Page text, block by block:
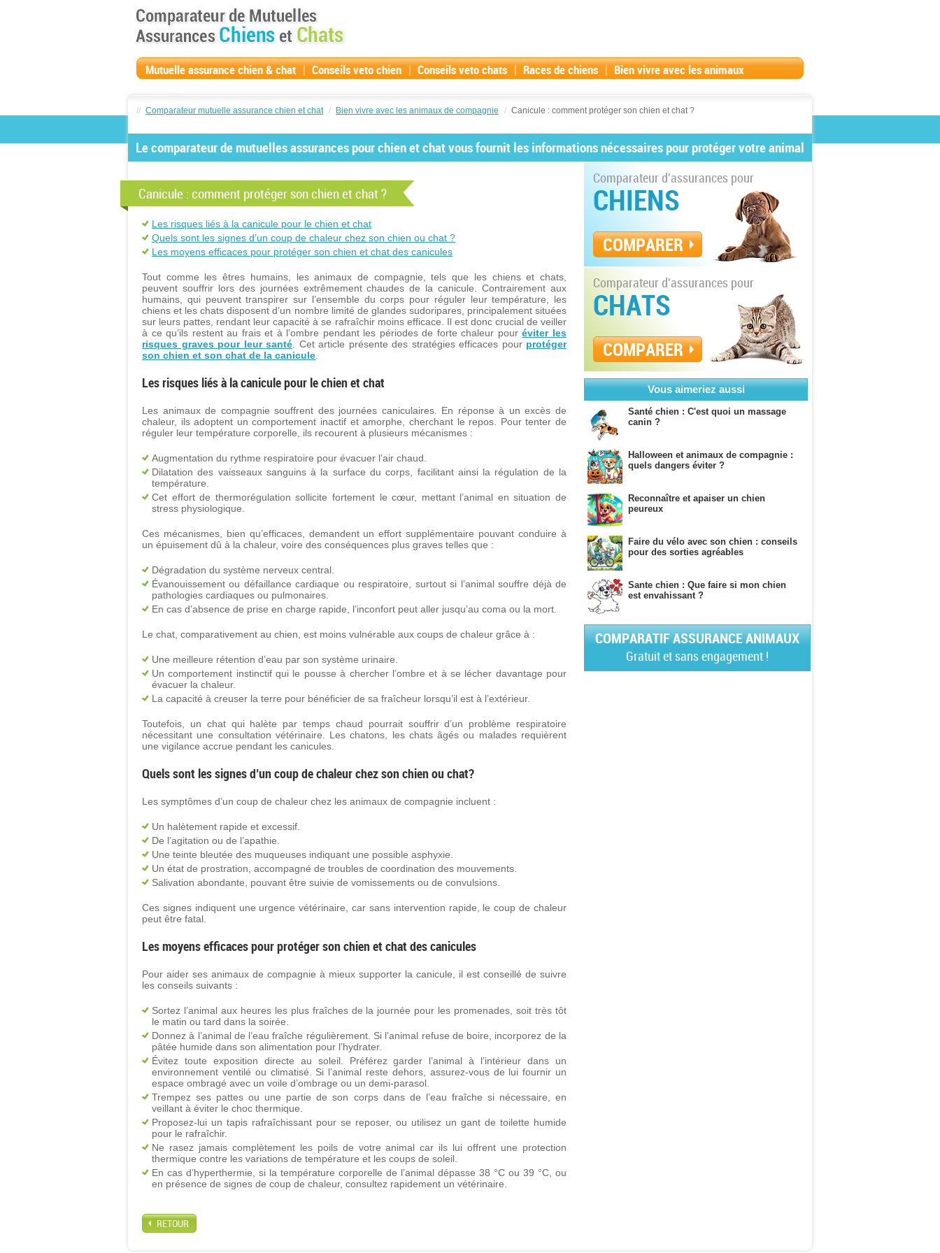
Mutuelle assurance chien & chat | Conseils veto chien | Conseils veto chats | Races de chiens | Bien vivre avec les animaux
// Comparateur mutuelle assurance chien et chat / Bien vivre avec les animaux de compagnie / Canicule : comment protéger son chien et chat ?
Le comparateur de mutuelles assurances pour chien et chat vous fournit les informations nécessaires pour protéger votre animal
Canicule : comment protéger son chien et chat ?
Les risques liés à la canicule pour le chien et chat
Quels sont les signes d’un coup de chaleur chez son chien ou chat ?
Les moyens efficaces pour protéger son chien et chat des canicules
Tout comme les êtres humains, les animaux de compagnie, tels que les chiens et chats,
peuvent souffrir lors des journées extrêmement chaudes de la canicule. Contrairement aux
humains, qui peuvent transpirer sur l’ensemble du corps pour réguler leur température, les
chiens et les chats disposent d’un nombre limité de glandes sudoripares, principalement situées
sur leurs pattes, rendant leur capacité à se rafraîchir moins efficace. Il est donc crucial de veiller
à ce qu’ils restent au frais et à l’ombre pendant les périodes de forte chaleur pouréviter les
risques graves pour leur santé . Cet article présente des stratégies efficaces pour protéger
son chien et son chat de la canicule
Les risques liés à la canicule pour le chien et chat
Les animaux de compagnie souffrent des journées caniculaires. En réponse à un excès de
chaleur, ils adoptent un comportement inactif et amorphe, cherchant le repos. Pour tenter de
réguler leur température corporelle, ils recourent à plusieurs mécanismes :
Augmentation du rythme respiratoire pour évacuer l’air chaud.
Dilatation des vaisseaux sanguins à la surface du corps, facilitant ainsi la régulation de la
température.
Cet effort de thermorégulation sollicite fortement le cœur, mettant l’animal en situation de
stress physiologique.
Ces mécanismes, bien qu’efficaces, demandent un effort supplémentaire pouvant conduire à
un épuisement dû à la chaleur, voire des conséquences plus graves telles que :
Dégradation du système nerveux central.
Évanouissement ou défaillance cardiaque ou respiratoire, surtout si l’animal souffre déjà de
pathologies cardiaques ou pulmonaires.
En cas d’absence de prise en charge rapide, l’inconfort peut aller jusqu’au coma ou la mort.
Le chat, comparativement au chien, est moins vulnérable aux coups de chaleur grâce à :
Une meilleure rétention d’eau par son système urinaire.
Un comportement instinctif qui le pousse à chercher l’ombre et à se lécher davantage pour
évacuer la chaleur.
La capacité à creuser la terre pour bénéficier de sa fraîcheur lorsqu’il est à l’extérieur.
Toutefois, un chat qui halète par temps chaud pourrait souffrir d’un problème respiratoire
nécessitant une consultation vétérinaire. Les chatons, les chats âgés ou malades requièrent
une vigilance accrue pendant les canicules.
Quels sont les signes d’un coup de chaleur chez son chien ou chat?
Les symptômes d’un coup de chaleur chez les animaux de compagnie incluent :
Un halètement rapide et excessif.
De l’agitation ou de l’apathie.
Une teinte bleutée des muqueuses indiquant une possible asphyxie.
Un état de prostration, accompagné de troubles de coordination des mouvements.
Salivation abondante, pouvant être suivie de vomissements ou de convulsions.
Ces signes indiquent une urgence vétérinaire, car sans intervention rapide, le coup de chaleur
peut être fatal.
Les moyens efficaces pour protéger son chien et chat des canicules
Pour aider ses animaux de compagnie à mieux supporter la canicule, il est conseillé de suivre
les conseils suivants :
Sortez l’animal aux heures les plus fraîches de la journée pour les promenades, soit très tôt
le matin ou tard dans la soirée.
Donnez à l’animal de l’eau fraîche régulièrement. Si l’animal refuse de boire, incorporez de la
pâtée humide dans son alimentation pour l’hydrater.
Évitez toute exposition directe au soleil. Préférez garder l’animal à l’intérieur dans un
environnement ventilé ou climatisé. Si l’animal reste dehors, assurez-vous de lui fournir un
espace ombragé avec un voile d’ombrage ou un demi-parasol.
Trempez ses pattes ou une partie de son corps dans de l’eau fraîche si nécessaire, en
veillant à éviter le choc thermique.
Proposez-lui un tapis rafraîchissant pour se reposer, ou utilisez un gant de toilette humide
pour le rafraîchir.
Ne rasez jamais complètement les poils de votre animal car ils lui offrent une protection
thermique contre les variations de température et les coups de soleil.
En cas d’hyperthermie, si la température corporelle de l’animal dépasse 38 °C ou 39 °C, ou
en présence de signes de coup de chaleur, consultez rapidement un vétérinaire.
RETOUR
Comparateur d'assurances pour
CHIENS
COMPARER
Comparateur d'assurances pour
CHATS
COMPARER
Vous aimeriez aussi
Santé chien : C'est quoi un massage
canin ?
Halloween et animaux de compagnie :
quels dangers éviter ?
Reconnaître et apaiser un chien
peureux
Faire du vélo avec son chien : conseils
pour des sorties agréables
Sante chien : Que faire si mon chien
est envahissant ?
COMPARATIF ASSURANCE ANIMAUX
Gratuit et sans engagement !